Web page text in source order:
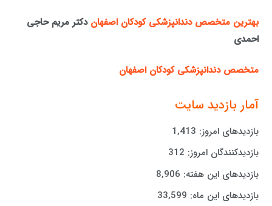
بهترین متخصص دندانپزشکی کودکان اصفهان دکتر مریم حاجی
احمدی
متخصص دندانپزشکی کودکان اصفهان
آمار بازدید سایت
بازدیدهای امروز: 1,413
بازدیدکنندگان امروز: 312
بازدیدهای این هفته: 8,906
بازدیدهای این ماه: 33,599